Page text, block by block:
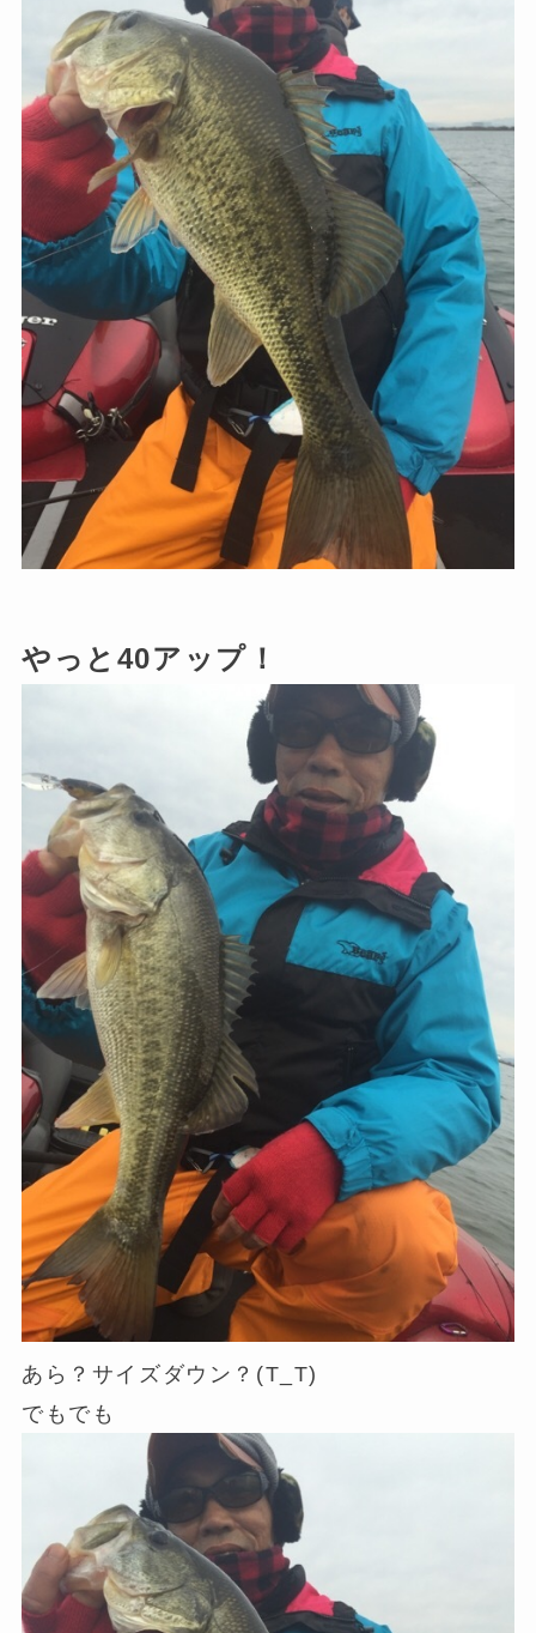
やっと40アップ！
あら？サイズダウン？(T_T)
でもでも